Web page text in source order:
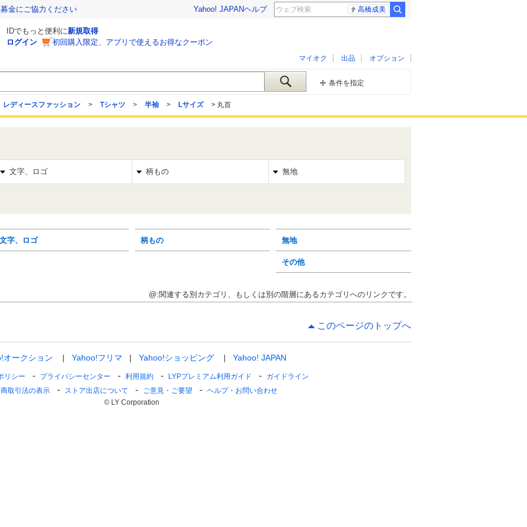
金にご協力ください Yahoo! JAPANヘルプ 高橋成美
IDでもっと便利に新規取得
ログイン
初回購入限定、アプリで使えるお得なクーポン
マイオク 出品 オプション
条件を指定
レディースファッション > Tシャツ > 半袖 > Lサイズ > 丸首
文字、ロゴ 柄もの 無地
文字、ロゴ 柄もの 無地
その他
@:関連する別カテゴリ、もしくは別の階層にあるカテゴリへのリンクです。
このページのトップへ
オークション Yahoo!フリマ Yahoo!ショッピング Yahoo! JAPAN
リシー プライバシーセンター 利用規約 LYPプレミアム利用ガイド
ガイドライン
取引法の表示
ストア出店について ご意見・ご要望
ヘルプ・お問い合わせ
© LY Corporation